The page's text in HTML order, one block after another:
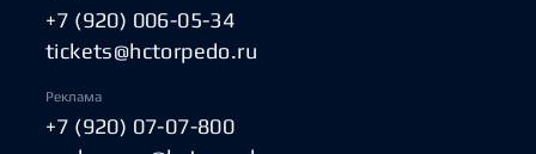
+7 (920) 006-05-34
tickets@hctorpedo.ru
Реклама
+7 (920) 07-07-800